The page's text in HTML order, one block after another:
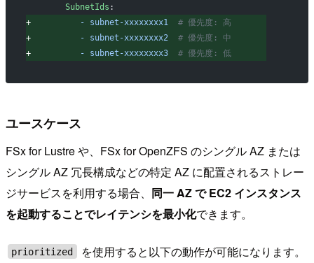
       SubnetIds
:
+
          - subnet-xxxxxxxx1
  # 優先度: 高
+
          - subnet-xxxxxxxx2
  # 優先度: 中
+
          - subnet-xxxxxxxx3
  # 優先度: 低
ユースケース
FSx for Lustre や、FSx for OpenZFS のシングル AZ または
シングル AZ 冗長構成などの特定 AZ に配置されるストレー
ジサービスを利用する場合、 同一 AZ で EC2 インスタンス
を起動することでレイテンシを最小化できます。
prioritized を使用すると以下の動作が可能になります。